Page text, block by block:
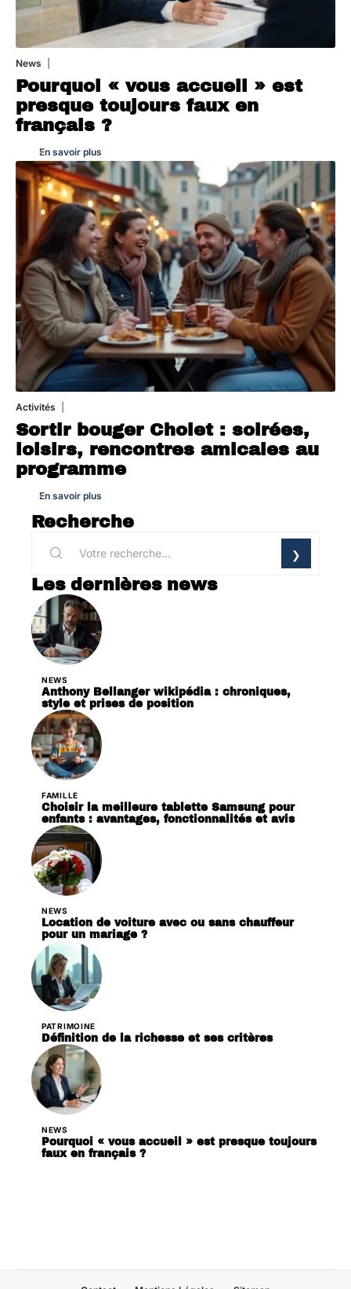
News
Pourquoi « vous accueil » est
presque toujours faux en
français ?
En savoir plus
Activités
Sortir bouger Cholet : soirées,
loisirs, rencontres amicales au
programme
En savoir plus
Recherche
Les dernières news
NEWS
Anthony Bellanger wikipédia : chroniques,
style et prises de position
FAMILLE
Choisir la meilleure tablette Samsung pour
enfants : avantages, fonctionnalités et avis
NEWS
Location de voiture avec ou sans chauffeur
pour un mariage ?
PATRIMOINE
Définition de la richesse et ses critères
NEWS
Pourquoi « vous accueil » est presque toujours
faux en français ?